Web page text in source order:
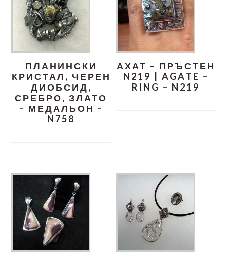
ПЛАНИНСКИ
КРИСТАЛ, ЧЕРЕН
ДИОБСИД,
СРЕБРО, ЗЛАТО
– МЕДАЛЬОН –
N758
АХАТ – ПРЪСТЕН
N219 | AGATE –
RING – N219